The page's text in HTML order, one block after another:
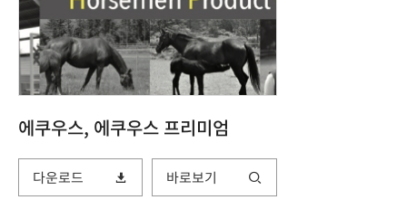
에쿠우스, 에쿠우스 프리미엄
다운로드 바로보기